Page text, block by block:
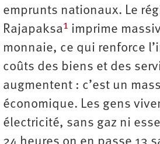
emprunts nationaux. Le
Rajapaksa1 imprime
monnaie, ce qui renforce
coûts des biens et des
augmentent : c’est un
économique. Les gens
électricité, sans gaz ni